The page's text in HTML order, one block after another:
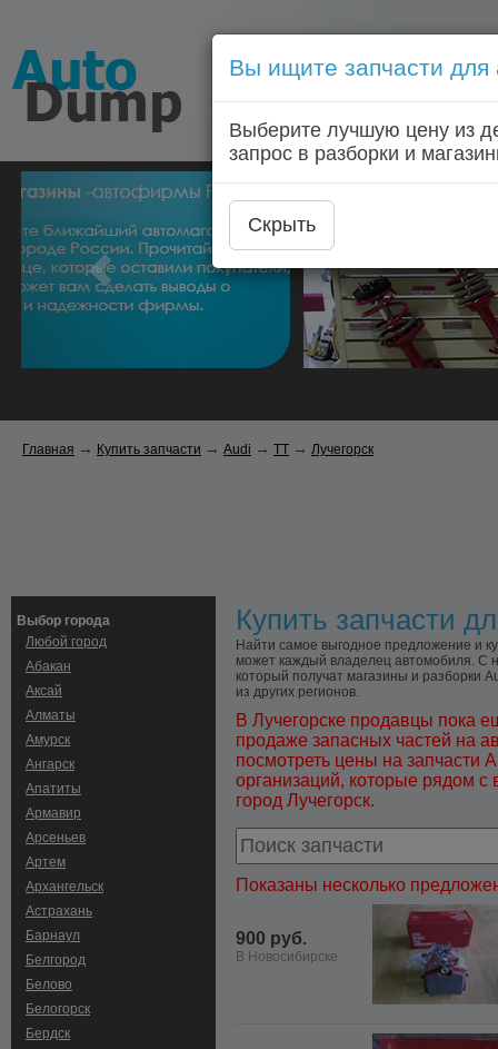
Голосовой запрос
Главная
Главная → Купить запчасти → Audi → TT → Лучегорск
Выбор города
Любой город
Абакан
Аксай
Алматы
Амурск
Ангарск
Апатиты
Армавир
Арсеньев
Артем
Архангельск
Астрахань
Барнаул
Белгород
Белово
Белогорск
Бердск
Купить запчасти
Найти самое выгодное предложение и
может каждый владелец автомобиля. С
который получат магазины и разборки
из других регионов.
В Лучегорске продавцы пока
продаже запасных частей на
посмотреть цены на запчасти
организаций, которые рядом с
город Лучегорск.
Показаны несколько
900 руб.
В Новосибирске
Вы ищите запчасти для
Выберите лучшую цену из
запрос в разборки и
Скрыть